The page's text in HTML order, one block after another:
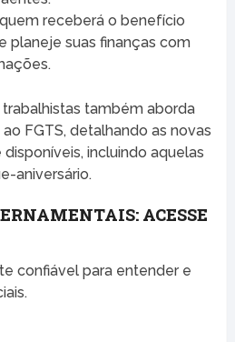
receberá o benefício
planeje suas finanças com
também aborda
FGTS, detalhando as novas
incluindo aquelas
aniversário.
ACESSE
confiável para entender e